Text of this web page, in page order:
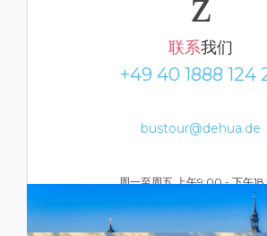
联系我们
+49 40 1888 124
bustour@dehua.de
周一至周五 上午9:00 - 下午